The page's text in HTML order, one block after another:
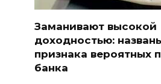
Заманивают высокой
доходностью:
признака вероятных
банка